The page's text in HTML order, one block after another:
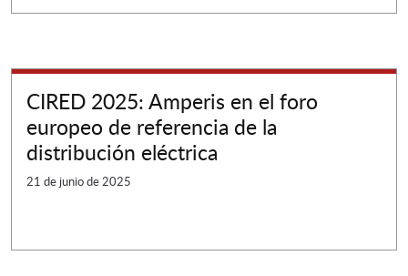
CIRED 2025: Amperis en el foro
europeo de referencia de la
distribución eléctrica
21 de junio de 2025